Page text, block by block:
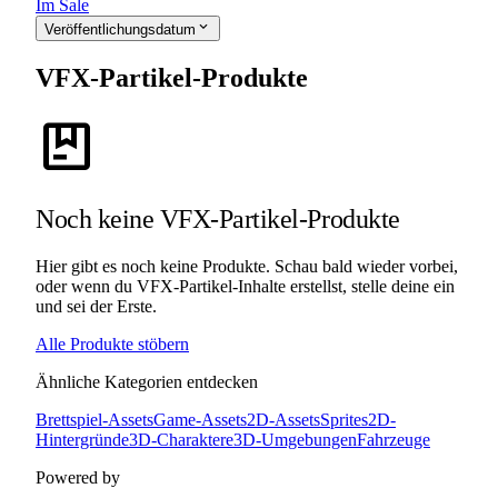
Im Sale
Veröffentlichungsdatum expand_more
VFX-Partikel-Produkte
package
Noch keine VFX-Partikel-Produkte
Hier gibt es noch keine Produkte. Schau bald wieder vorbei,
oder wenn du VFX-Partikel-Inhalte erstellst, stelle deine ein
und sei der Erste.
Alle Produkte stöbern
Ähnliche Kategorien entdecken
Brettspiel-AssetsGame-Assets2D-AssetsSprites2D-
Hintergründe3D-Charaktere3D-UmgebungenFahrzeuge
Powered by